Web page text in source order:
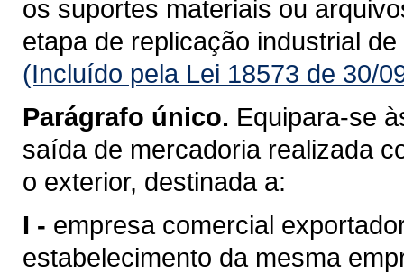
os suportes materiais ou
etapa de replicação industrial
(Incluído pela Lei 18573 de 30/
Parágrafo único. Equipara-se
saída de mercadoria realizada
o exterior, destinada a:
I - empresa comercial
estabelecimento da mesma